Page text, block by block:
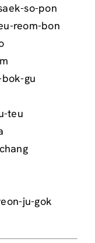
so-pon
reom-bon
gu
teu
ju-gok